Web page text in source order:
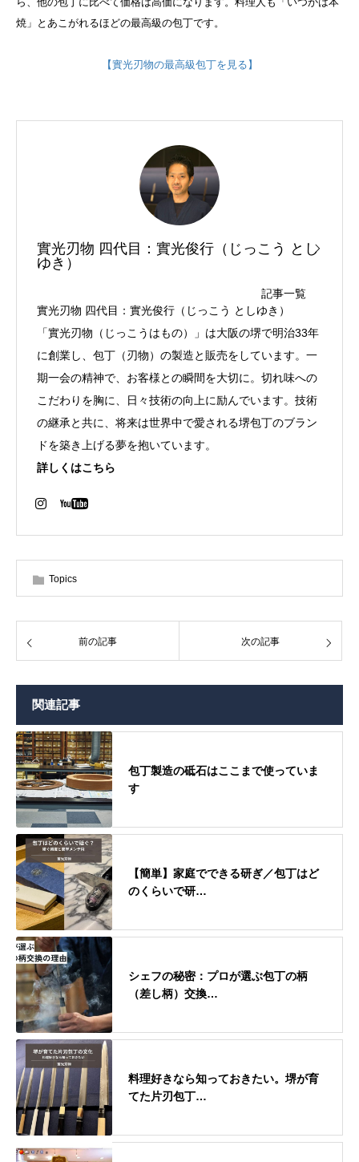
焼」とあこがれるほどの最高級の包丁です。
【實光刃物の最高級包丁を見る】
實光刃物 四代目：實光俊行（じっこう とし
ゆき）
記事一覧
實光刃物 四代目：實光俊行（じっこう としゆき）
「實光刃物（じっこうはもの）」は大阪の堺で明治33年
に創業し、包丁（刃物）の製造と販売をしています。一
期一会の精神で、お客様との瞬間を大切に。切れ味への
こだわりを胸に、日々技術の向上に励んでいます。技術
の継承と共に、将来は世界中で愛される堺包丁のブラン
ドを築き上げる夢を抱いています。
詳しくはこちら
Topics
前の記事 次の記事
関連記事
包丁製造の砥石はここまで使っていま
す
【簡単】家庭でできる研ぎ／包丁はど
のくらいで研…
シェフの秘密：プロが選ぶ包丁の柄
（差し柄）交換…
料理好きなら知っておきたい。堺が育
てた片刃包丁…